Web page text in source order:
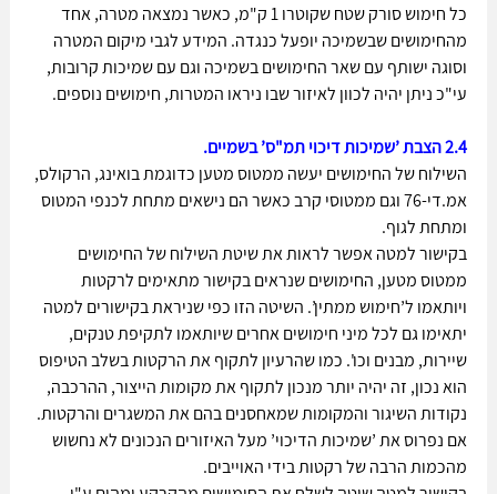
כל חימוש סורק שטח שקוטרו 1 ק"מ, כאשר נמצאה מטרה, אחד
מהחימושים שבשמיכה יופעל כנגדה. המידע לגבי מיקום המטרה
וסוגה ישותף עם שאר החימושים בשמיכה וגם עם שמיכות קרובות,
עי"כ ניתן יהיה לכוון לאיזור שבו ניראו המטרות, חימושים נוספים.
2.4 הצבת ’שמיכות דיכוי תמ"ס’ בשמיים.
השילוח של החימושים יעשה ממטוס מטען כדוגמת בואינג, הרקולס,
אמ.די-76 וגם ממטוסי קרב כאשר הם נישאים מתחת לכנפי המטוס
ומתחת לגוף.
בקישור למטה אפשר לראות את שיטת השילוח של החימושים
ממטוס מטען, החימושים שנראים בקישור מתאימים לרקטות
ויותאמו ל’חימוש ממתין’. השיטה הזו כפי שניראת בקישורים למטה
יתאימו גם לכל מיני חימושים אחרים שיותאמו לתקיפת טנקים,
שיירות, מבנים וכו'. כמו שהרעיון לתקוף את הרקטות בשלב הטיפוס
הוא נכון, זה יהיה יותר מנכון לתקוף את מקומות הייצור, ההרכבה,
נקודות השיגור והמקומות שמאחסנים בהם את המשגרים והרקטות.
אם נפרוס את ’שמיכות הדיכוי’ מעל האיזורים הנכונים לא נחשוש
מהכמות הרבה של רקטות בידי האוייבים.